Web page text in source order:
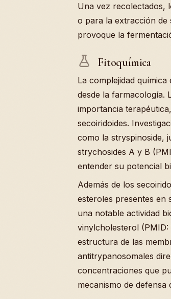
Una vez recolectados,
o para la extracción de
provoque la
Fitoquímica
La complejidad química
desde la farmacología.
importancia
secoiridoides.
como la stryspinoside,
strychosides A y B
entender su potencial
Además de los
esteroles presentes en
una notable actividad
vinylcholesterol
estructura de las
antitrypanosomales
concentraciones que
mecanismo de defensa